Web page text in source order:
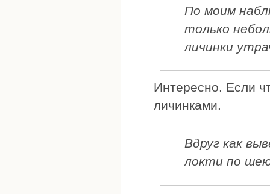
По моим
только
личинки
Интересно. Если
личинками.
Вдруг как
локти по